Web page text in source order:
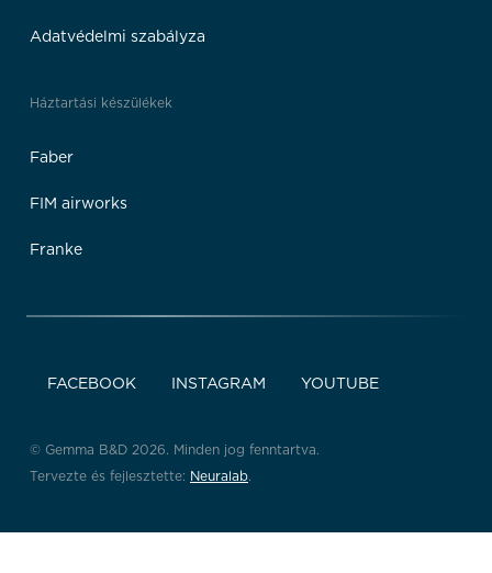
Adatvédelmi szabályza
Háztartási készülékek
Faber
FIM airworks
Franke
FACEBOOK INSTAGRAM YOUTUBE
© Gemma B&D 2026. Minden jog fenntartva.
Tervezte és fejlesztette: Neuralab.